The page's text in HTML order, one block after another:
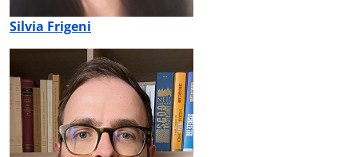
Silvia Frigeni